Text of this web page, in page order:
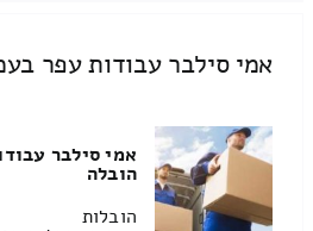
אמי סילבר עבודות עפר
אמי סילבר
הובלה
הובלות